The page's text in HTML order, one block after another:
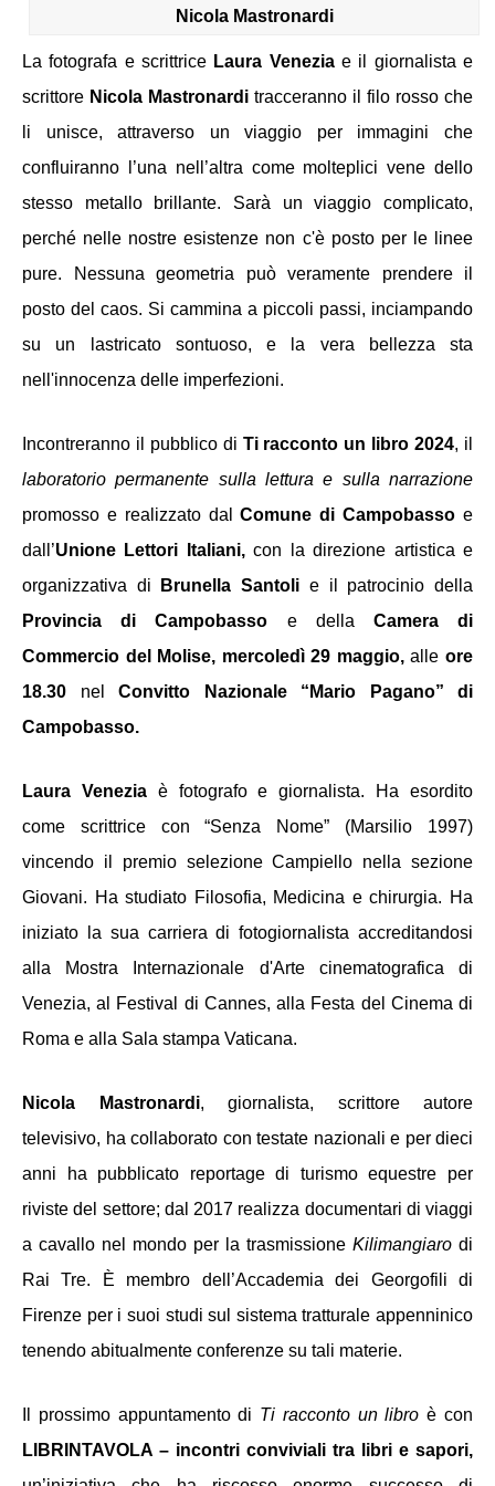
Nicola Mastronardi
La fotografa e scrittrice Laura Venezia e il
giornalista e
scrittore Nicola Mastronardi tracceranno il filo rosso che
li unisce, attraverso un viaggio per immagini che
confluiranno l’una nell’altra come molteplici vene dello
stesso metallo brillante. Sarà un viaggio complicato,
perché nelle nostre esistenze non c'è posto per le linee
pure. Nessuna geometria può veramente prendere il
posto del caos. Si cammina a piccoli passi, inciampando
su un lastricato sontuoso, e la vera bellezza sta
nell'innocenza delle imperfezioni.
Incontreranno il pubblico di Ti racconto un libro 2024
laboratorio permanente sulla lettura e sulla narrazione
promosso e realizzato dal Comune di Campobasso e
dall’Unione Lettori Italiani, con la direzione artistica e
organizzativa di
Brunella Santoli
Provincia di Campobasso e della Camera di
Commercio del Molise, mercoledì 29 maggio, alle ore
18.30 nel
Convitto Nazionale “Mario Pagano” di
Campobasso.
Laura Venezia è fotografo e giornalista. Ha esordito
come scrittrice con “Senza Nome” (Marsilio 1997)
vincendo il premio selezione Campiello nella sezione
Giovani. Ha studiato Filosofia, Medicina e chirurgia. Ha
iniziato la sua carriera di fotogiornalista accreditandosi
alla Mostra Internazionale d'Arte cinematografica di
Venezia, al Festival di Cannes, alla Festa del Cinema di
Roma e alla Sala stampa Vaticana.
Nicola Mastronardi, giornalista, scrittore autore
televisivo, ha collaborato con testate nazionali e per dieci
anni ha pubblicato reportage di turismo equestre per
riviste del settore; dal 2017 realizza documentari di viaggi
a cavallo nel mondo per la trasmissione Kilimangiaro di
Rai Tre. È membro dell’Accademia dei Georgofili di
Firenze per i suoi studi sul sistema tratturale appenninico
tenendo abitualmente conferenze su tali materie.
Il prossimo appuntamento di Ti racconto un libro